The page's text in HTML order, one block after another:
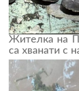
Жителка на
са хванати с